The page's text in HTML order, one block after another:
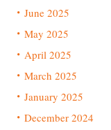
June 2025
May 2025
April 2025
March 2025
January 2025
December 2024